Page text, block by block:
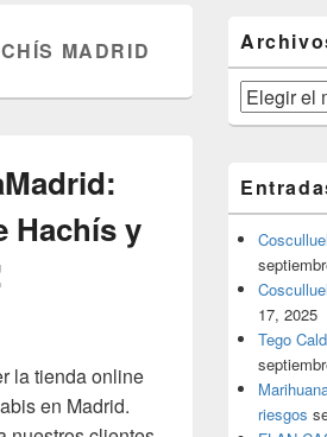
MADRID
Hachís y
la tienda online
en Madrid.
lateral
primaria
Archivos
17, 2025
Tego
riesgos